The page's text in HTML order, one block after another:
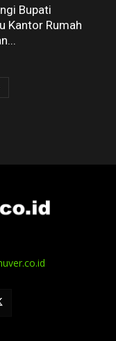
Bupati
Kantor Rumah